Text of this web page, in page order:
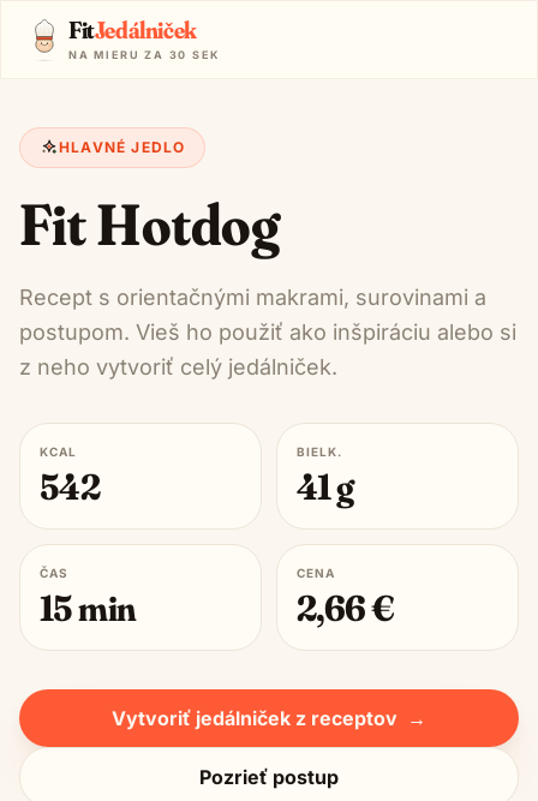
FitJedálniček
NA MIERU ZA 30 SEK
HLAVNÉ JEDLO
Fit Hotdog
Recept s orientačnými makrami, surovinami a
postupom. Vieš ho použiť ako inšpiráciu alebo si
z neho vytvoriť celý jedálniček.
KCAL
542
BIELK.
41g
ČAS
15min
CENA
2,66€
Vytvoriť jedálniček z receptov →
Pozrieť postup